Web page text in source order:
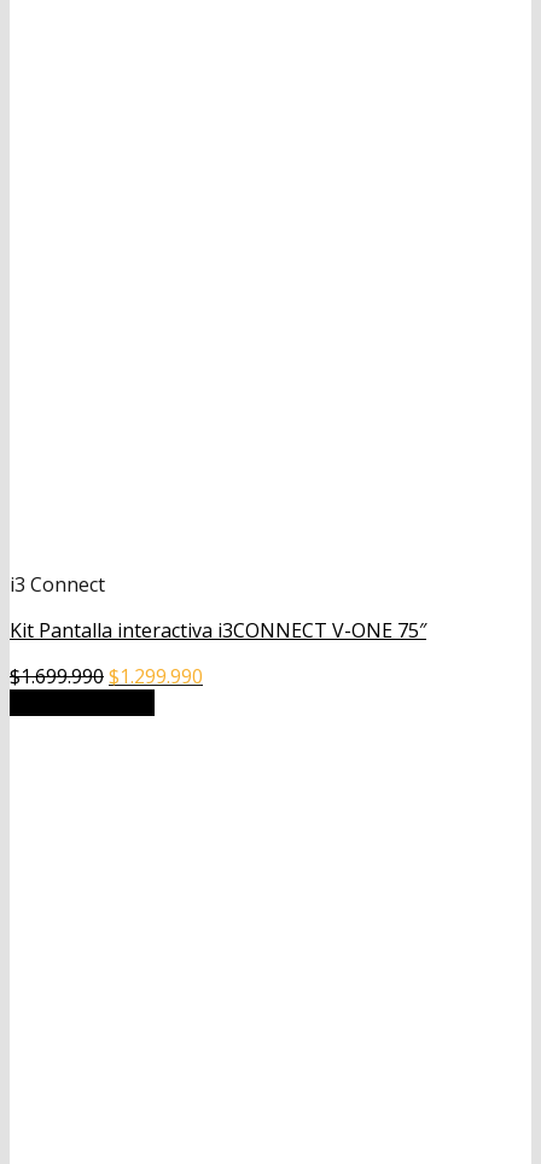
i3 Connect
Kit Pantalla interactiva i3CONNECT V-ONE 75″
$1.699.990El
$1.299.990